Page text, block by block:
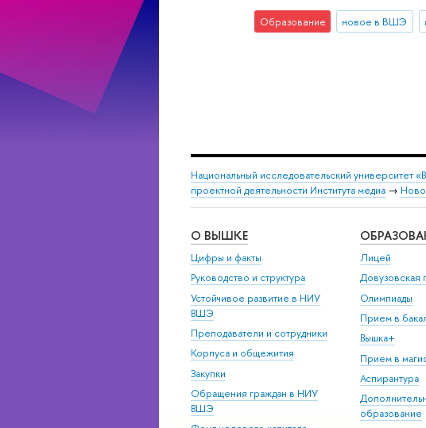
Образование новое в ВШЭ
Национальный исследовательский университет
проектной деятельности Института медиа →
О ВЫШКЕ
Цифры и факты
Руководство и структура
Устойчивое развитие в НИУ
ВШЭ
Преподаватели и сотрудники
Корпуса и общежития
Закупки
Обращения граждан в НИУ
ВШЭ
Лицей
Довузовская
Олимпиады
Прием в
Вышка+
Прием в
Аспирантура
образование